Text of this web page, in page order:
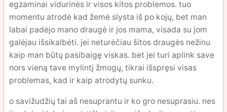
egzaminai vidurinės ir visos kitos problemos. tuo
momentu atrodė kad žemė slysta iš po kojų, bet man
labai padėjo mano draugė ir jos mama, visada su jom
galėjau išsikalbėti. jei neturėčiau šitos draugės nežinu
kaip man būtų pasibaigę viskas. bet jei turi aplink save
nors vieną tave mylintį žmogų, tikrai išspręsi visas
problemas, kad ir kaip atrodytų sunku.
o savižudžių tai aš nesuprantu ir ko gro nesuprasiu. nes